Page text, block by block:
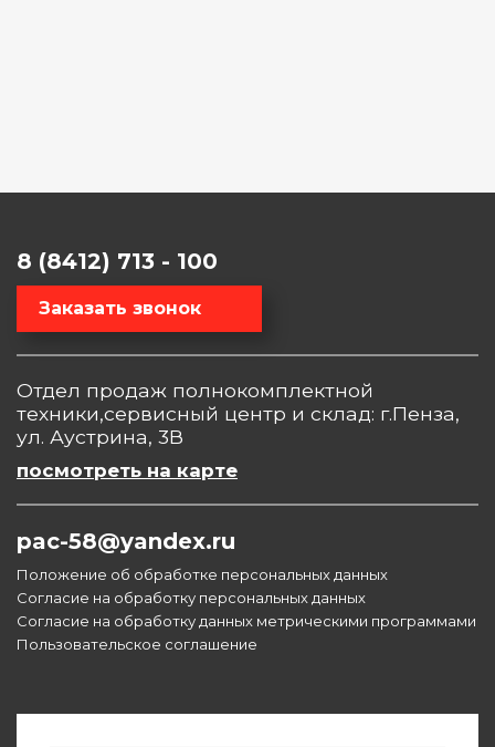
8 (8412) 713 - 100
Заказать звонок
Отдел продаж полнокомплектной
техники,сервисный центр и склад: г.Пенза,
ул. Аустрина, 3В
посмотреть на карте
pac-58@yandex.ru
Положение об обработке персональных данных
Согласие на обработку персональных данных
Согласие на обработку данных метрическими программами
Пользовательское соглашение